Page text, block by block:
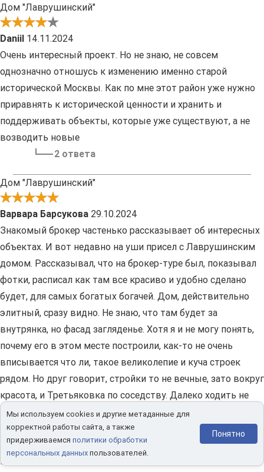
Дом "Лаврушинский"
Daniil 14.11.2024
Очень интересный проект. Но не знаю, не совсем
однозначно отношусь к изменению именно старой
исторической Москвы. Как по мне этот район уже нужно
приравнять к исторической ценности и хранить и
поддерживать объекты, которые уже существуют, а не
возводить новые
2 ответа
Дом "Лаврушинский"
Варвара Барсукова 29.10.2024
Знакомый брокер частенько рассказывает об интересных
объектах. И вот недавно на уши присел с Лаврушинским
домом. Рассказывал, что на брокер-туре был, показывал
фотки, расписал как там все красиво и удобно сделано
будет, для самых богатых богачей. Дом, действительно
элитный, сразу видно. Не знаю, что там будет за
внутрянка, но фасад загляденье. Хотя я и не могу понять,
почему его в этом месте построили, как-то не очень
вписывается что ли, такое великолепие и куча строек
рядом. Но друг говорит, стройки то не вечные, зато вокруг
красота, и Третьяковка по соседству. Далеко ходить не
надо будет, идеальное тихое и спокойное место. Ну и
центр, Кремль за окнами видно как на ладони. Эх,
хотелось бы когда-нибудь оказаться внутри и посмотреть
на красоты из тамошних панорам.
Мы используем cookies и другие метаданные для
корректной работы сайта, а также
придерживаемся политики обработки
персональных данных пользователей.
Понятно